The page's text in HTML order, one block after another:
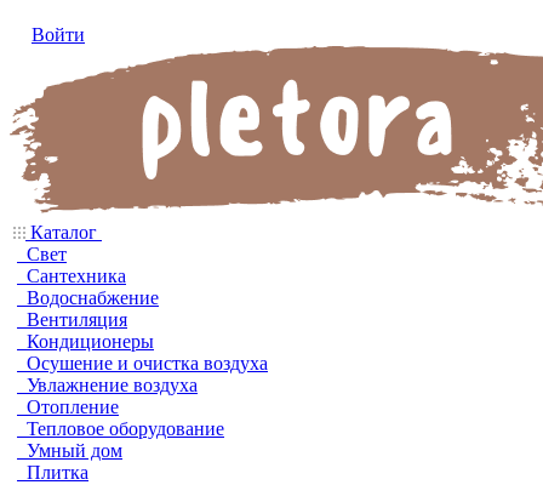
Войти
Каталог
Свет
Сантехника
Водоснабжение
Вентиляция
Кондиционеры
Осушение и очистка воздуха
Увлажнение воздуха
Отопление
Тепловое оборудование
Умный дом
Плитка